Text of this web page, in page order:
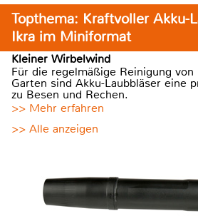
Topthema: Kraftvoller Akku-
Ikra im Miniformat
Kleiner Wirbelwind
Für die regelmäßige Reinigung
Garten sind Akku-Laubbläser eine
zu Besen und Rechen.
>> Mehr erfahren
>> Alle anzeigen